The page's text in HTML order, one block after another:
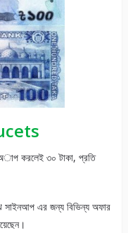
করলেই ৩০ টাকা, প্রতি
সাইনআপ এর জন্য বিভিন্য অফার